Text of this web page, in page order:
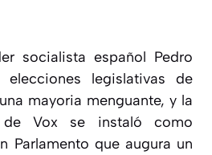
socialista español Pedro
elecciones legislativas de
mayoria menguante, y la
de Vox se instaló como
Parlamento que augura un